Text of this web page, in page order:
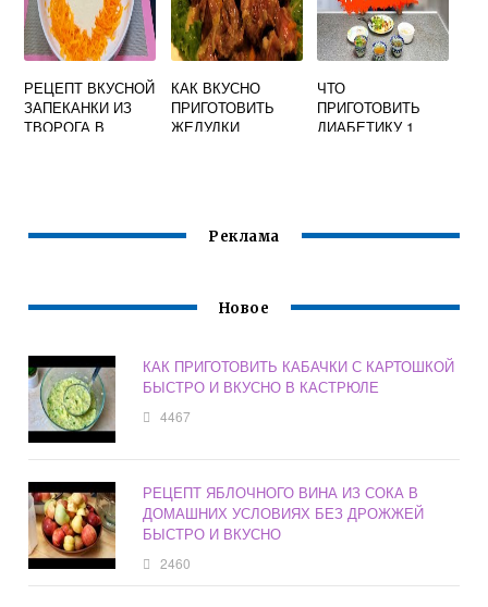
РЕЦЕПТ ВКУСНОЙ
ЗАПЕКАНКИ ИЗ
ТВОРОГА В
КАК ВКУСНО
ПРИГОТОВИТЬ
ЖЕЛУДКИ
ЧТО
ПРИГОТОВИТЬ
ДИАБЕТИКУ 1
Реклама
Новое
КАК ПРИГОТОВИТЬ КАБАЧКИ С КАРТОШКОЙ
БЫСТРО И ВКУСНО В КАСТРЮЛЕ
4467
РЕЦЕПТ ЯБЛОЧНОГО ВИНА ИЗ СОКА В
ДОМАШНИХ УСЛОВИЯХ БЕЗ ДРОЖЖЕЙ
БЫСТРО И ВКУСНО
2460